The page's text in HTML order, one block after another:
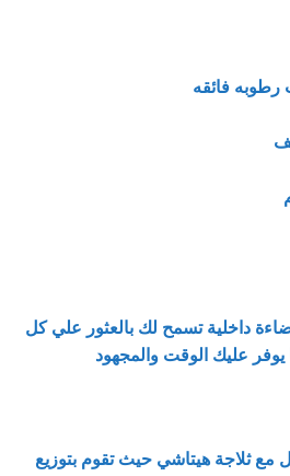
فائقه
داخلية تسمح لك بالعثور علي كل
عليك الوقت والمجهود
مع ثلاجة هيتاشي حيث تقوم بتوزيع